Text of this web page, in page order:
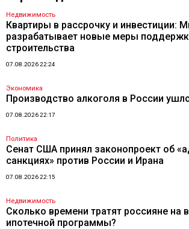
Недвижимость
Квартиры в рассрочку и инвестиции:
разрабатывает новые меры
строительства
07.08.2026 22:24
Экономика
Производство алкоголя в России
07.08.2026 22:17
Политика
Сенат США принял законопроект об
санкциях» против России и Ирана
07.08.2026 22:15
Недвижимость
Сколько времени тратят россияне на
ипотечной программы?